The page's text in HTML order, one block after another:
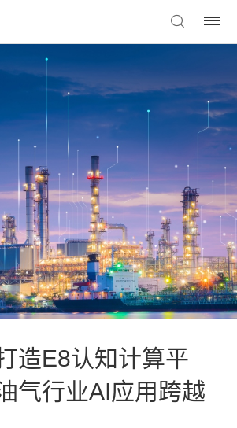
造E8认知计算平
气行业AI应用跨越